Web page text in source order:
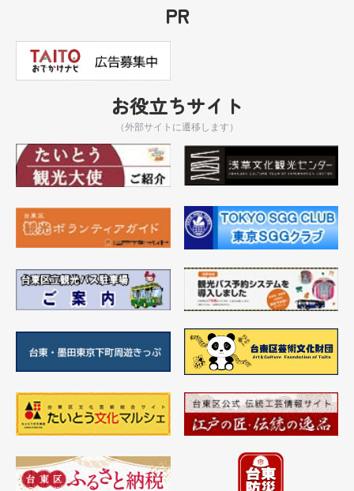
PR
お役立ちサイト
（外部サイトに遷移します）